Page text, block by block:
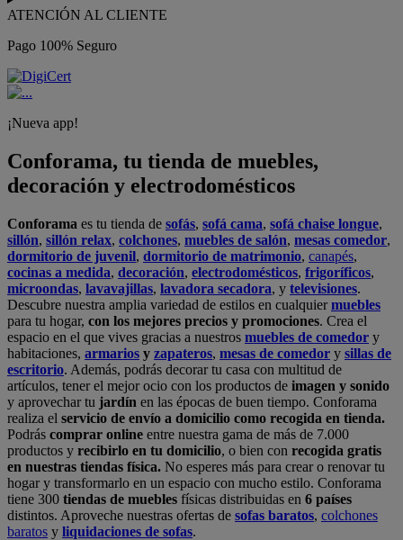
ATENCIÓN AL CLIENTE
Pago 100% Seguro
¡Nueva app!
Conforama, tu tienda de muebles,
decoración y electrodomésticos
Conforama es tu tienda de sofás, sofá cama, sofá chaise longue,
sillón, sillón relax, colchones, muebles de salón, mesas comedor,
dormitorio de juvenil, dormitorio de matrimonio, canapés,
cocinas a medida, decoración, electrodomésticos, frigoríficos,
microondas, lavavajillas, lavadora secadora, y televisiones.
Descubre nuestra amplia variedad de estilos en cualquiermuebles
para tu hogar, con los mejores precios y promociones. Crea el
espacio en el que vives gracias a nuestros muebles de comedor y
habitaciones, armarios y zapateros, mesas de comedor y sillas de
escritorio. Además, podrás decorar tu casa con multitud de
artículos, tener el mejor ocio con los productos de imagen y sonido
y aprovechar tu jardín en las épocas de buen tiempo. Conforama
realiza el servicio de envío a domicilio como recogida en tienda.
Podrás comprar online entre nuestra gama de más de 7.000
productos y recibirlo en tu domicilio, o bien con recogida gratis
en nuestras tiendas física. No esperes más para crear o renovar tu
hogar y transformarlo en un espacio con mucho estilo. Conforama
tiene 300 tiendas de muebles físicas distribuidas en 6 países
distintos. Aproveche nuestras ofertas de sofas baratos, colchones
baratos y liquidaciones de sofas.